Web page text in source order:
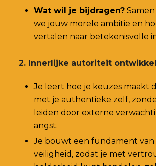
Wat wil je bijdragen?
we jouw morele ambitie en
vertalen naar betekenisvolle
2. Innerlijke autoriteit
Je leert hoe je keuzes maakt
met je authentieke zelf,
leiden door externe
angst.
Je bouwt een fundament
veiligheid, zodat je met